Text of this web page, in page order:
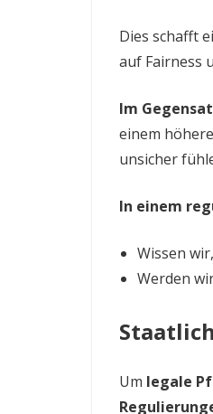
Dies schafft
auf Fairness
Im
einem
unsicher
In einem
Wissen
Werden
Um legale